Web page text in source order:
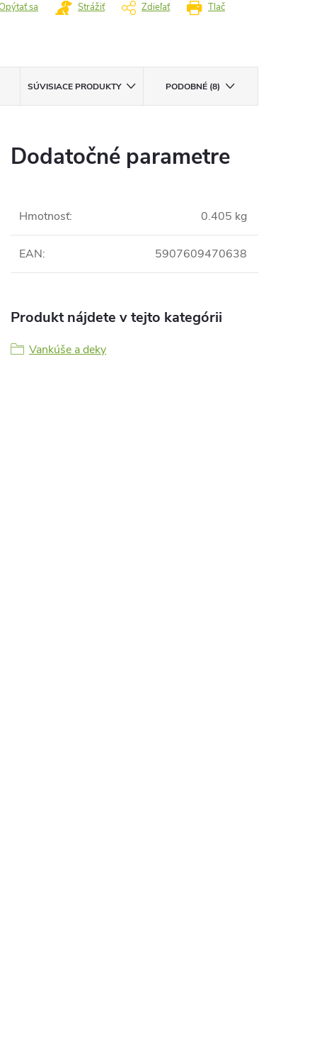
Tlač
sa Strážiť Zdieľať
SÚVISIACE PRODUKTY PODOBNÉ (8)
Dodatočné parametre
Hmotnosť: 0.405 kg
EAN: 5907609470638
Produkt nájdete v tejto kategórii
Vankúše a deky